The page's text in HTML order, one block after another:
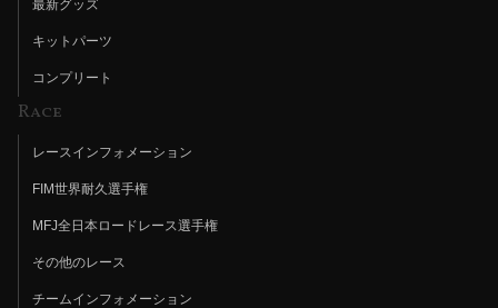
最新グッズ
キットパーツ
コンプリート
Race
レースインフォメーション
FIM世界耐久選手権
MFJ全日本ロードレース選手権
その他のレース
チームインフォメーション